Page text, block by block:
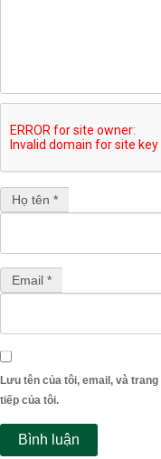
Họ tên *
Email *
Lưu tên của tôi, email, và
tiếp của tôi.